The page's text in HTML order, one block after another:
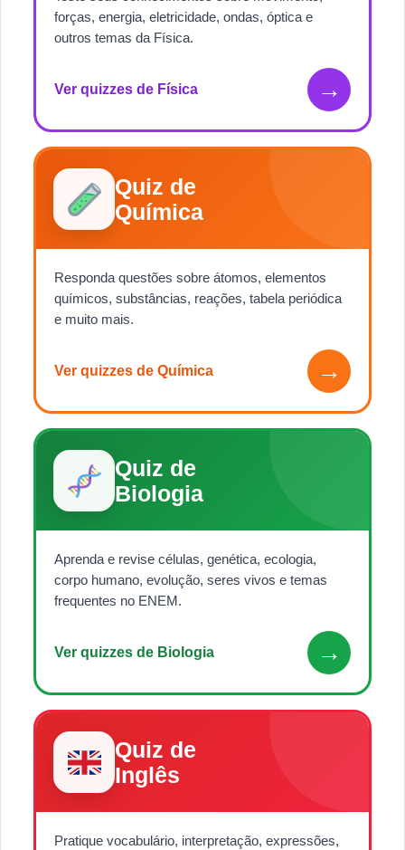
forças, energia, eletricidade, ondas, óptica e
outros temas da Física.
Ver quizzes de Física →
Quiz de
Química
Responda questões sobre átomos, elementos
químicos, substâncias, reações, tabela periódica
e muito mais.
Ver quizzes de Química →
Quiz de
Biologia
Aprenda e revise células, genética, ecologia,
corpo humano, evolução, seres vivos e temas
frequentes no ENEM.
Ver quizzes de Biologia →
Quiz de
Inglês
Pratique vocabulário, interpretação, expressões,